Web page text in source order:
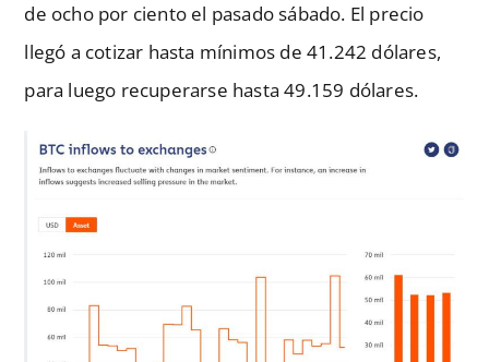
de ocho por ciento el pasado sábado. El precio
llegó a cotizar hasta mínimos de 41.242 dólares,
para luego recuperarse hasta 49.159 dólares.